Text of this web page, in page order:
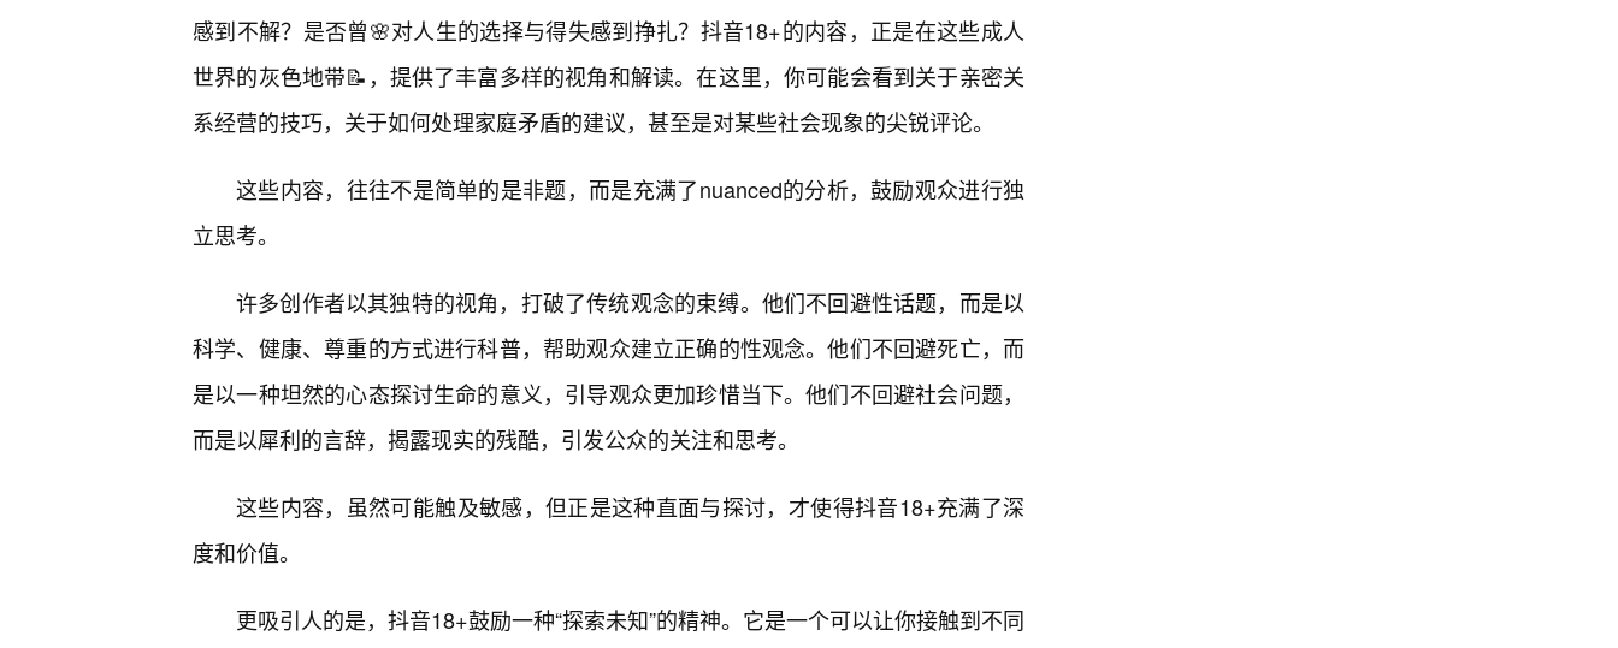
感到不解？是否曾🌸对人生的选择与得失感到挣扎？抖音18+的内容，正是在这些成人
世界的灰色地带📝，提供了丰富多样的视角和解读。在这里，你可能会看到关于亲密关
系经营的技巧，关于如何处理家庭矛盾的建议，甚至是对某些社会现象的尖锐评论。
这些内容，往往不是简单的是非题，而是充满了nuanced的分析，鼓励观众进行独
立思考。
许多创作者以其独特的视角，打破了传统观念的束缚。他们不回避性话题，而是以
科学、健康、尊重的方式进行科普，帮助观众建立正确的性观念。他们不回避死亡，而
是以一种坦然的心态探讨生命的意义，引导观众更加珍惜当下。他们不回避社会问题，
而是以犀利的言辞，揭露现实的残酷，引发公众的关注和思考。
这些内容，虽然可能触及敏感，但正是这种直面与探讨，才使得抖音18+充满了深
度和价值。
更吸引人的是，抖音18+鼓励一种“探索未知”的精神。它是一个可以让你接触到不同